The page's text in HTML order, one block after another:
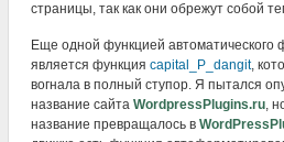
страницы, так как они обрежут собой
Еще одной функцией автоматического
является функция capital_P_dangit,
вогнала в полный ступор. Я пытался
название сайта WordpressPlugins.ru,
название превращалось в